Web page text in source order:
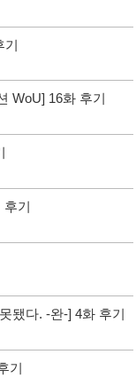
기
WoU] 16화 후기
후기
됐다. -완-] 4화 후기
기